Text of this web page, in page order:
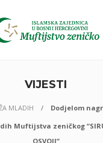
VIJESTI
MLADIH
Dodjelom
Muftijstva zeničkog
OSVOJI”